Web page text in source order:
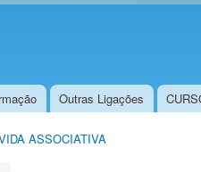
Outras Ligações
ASSOCIATIVA